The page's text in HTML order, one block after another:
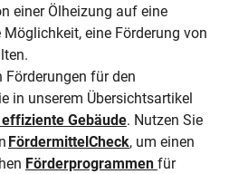
einer Ölheizung auf eine
eine Förderung von
für den
in unserem Übersichtsartikel
Gebäude. Nutzen Sie
FördermittelCheck, um einen
Förderprogrammen für